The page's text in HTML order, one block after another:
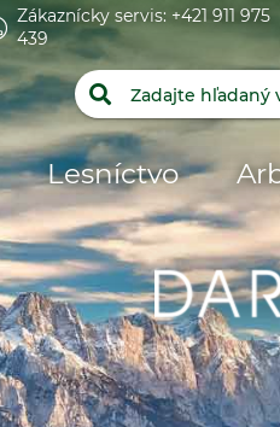
Zákaznícky servis: +421 911 975
439
Lesníctvo